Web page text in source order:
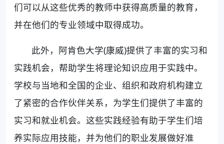
们可以从这些优秀的教师中获得高质量的教育，
并在他们的专业领域中取得成功。
此外，阿肯色大学(康威)提供了丰富的实习和
实践机会，帮助学生将理论知识应用于实践中。
学校与当地和全国的企业、组织和政府机构建立
了紧密的合作伙伴关系，为学生们提供了丰富的
实习和就业机会。这些实践经验有助于学生们培
养实际应用技能，并为他们的职业发展做好准